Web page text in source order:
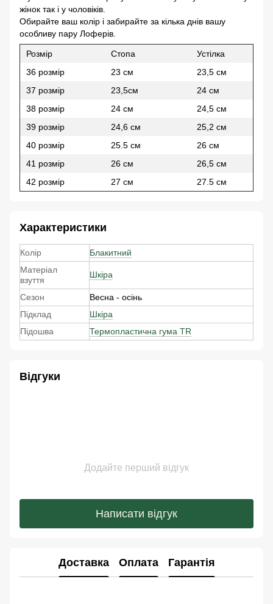
жінок так і у чоловіків.
Обирайте ваш колір і забирайте за кілька днів вашу
особливу пару Лоферів.
Розмір Cтопа
Устілка
36 розмір
23 см
23,5 см
37 розмір
23,5см
24 см
38 розмір
24 см
24,5 см
39 розмір
24,6 см
25,2 см
40 розмір
25.5 см
26 см
41 розмір
26 см
26,5 см
42 розмір
27 см 27.5 см
Характеристики
Колір
Блакитний
Матеріал
взуття
Шкіра
Сезон
Весна - осінь
Підклад
Шкіра
Підошва
Термопластична гума TR
Відгуки
Додайте перший відгук
Написати відгук
Доставка Оплата Гарантія